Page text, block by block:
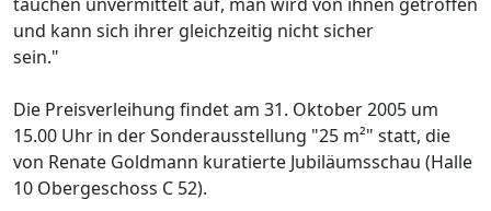
und kann sich ihrer gleichzeitig nicht sicher
sein."
Die Preisverleihung findet am 31. Oktober 2005 um
15.00 Uhr in der Sonderausstellung "25 m²" statt, die
von Renate Goldmann kuratierte Jubiläumsschau (Halle
10 Obergeschoss C 52).